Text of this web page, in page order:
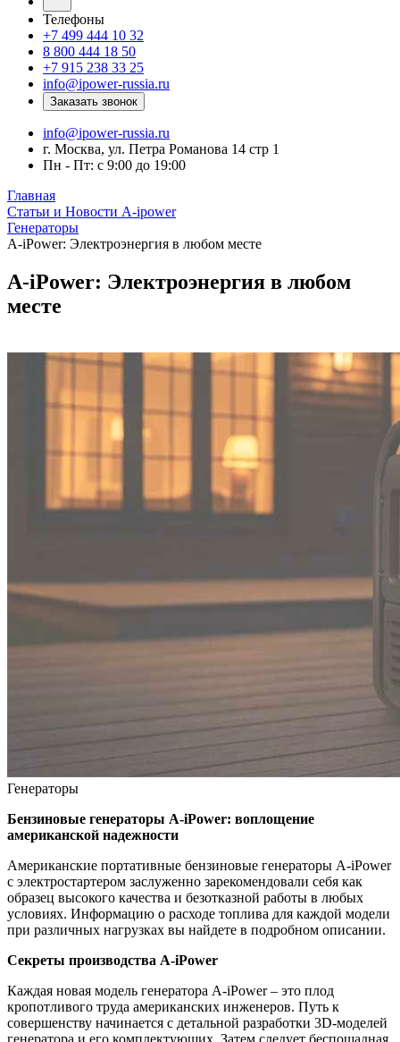
Телефоны
+7 499 444 10 32
8 800 444 18 50
+7 915 238 33 25
info@ipower-russia.ru
Заказать звонок
info@ipower-russia.ru
г. Москва, ул. Петра Романова 14 стр 1
Пн - Пт: с 9:00 до 19:00
Главная
Статьи и Новости A-ipower
Генераторы
A-iPower: Электроэнергия в любом месте
A-iPower: Электроэнергия в любом
месте
Генераторы
Бензиновые генераторы A-iPower: воплощение
американской надежности
Американские портативные бензиновые генераторы A-iPower
с электростартером заслуженно зарекомендовали себя как
образец высокого качества и безотказной работы в любых
условиях. Информацию о расходе топлива для каждой модели
при различных нагрузках вы найдете в подробном описании.
Секреты производства A-iPower
Каждая новая модель генератора A-iPower – это плод
кропотливого труда американских инженеров. Путь к
совершенству начинается с детальной разработки 3D-моделей
генератора и его комплектующих. Затем следует беспощадная